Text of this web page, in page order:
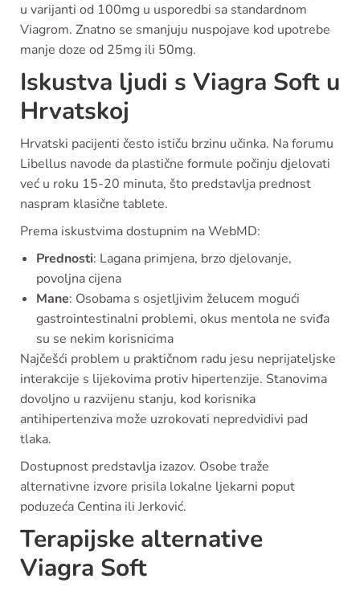
u varijanti od 100mg u usporedbi sa standardnom
Viagrom. Znatno se smanjuju nuspojave kod upotrebe
manje doze od 25mg ili 50mg.
Iskustva ljudi s Viagra Soft u
Hrvatskoj
Hrvatski pacijenti često ističu brzinu učinka. Na forumu
Libellus navode da plastične formule počinju djelovati
već u roku 15-20 minuta, što predstavlja prednost
naspram klasične tablete.
Prema iskustvima dostupnim na WebMD:
Prednosti: Lagana primjena, brzo djelovanje,
povoljna cijena
Mane: Osobama s osjetljivim želucem mogući
gastrointestinalni problemi, okus mentola ne sviđa
su se nekim korisnicima
Najčešći problem u praktičnom radu jesu neprijateljske
interakcije s lijekovima protiv hipertenzije. Stanovima
dovoljno u razvijenu stanju, kod korisnika
antihipertenziva može uzrokovati nepredvidivi pad
tlaka.
Dostupnost predstavlja izazov. Osobe traže
alternativne izvore prisila lokalne ljekarni poput
poduzeća Centina ili Jerković.
Terapijske alternative
Viagra Soft